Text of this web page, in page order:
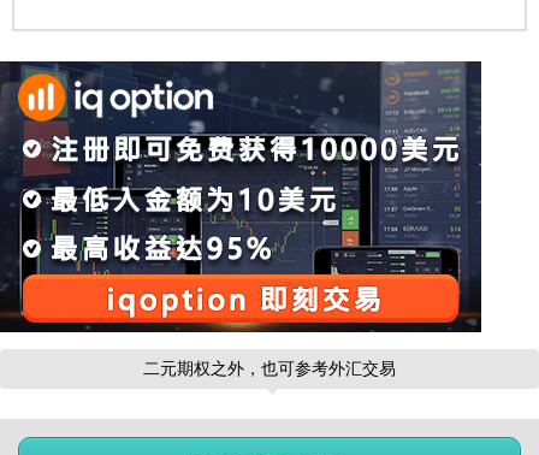
二元期权之外，也可参考外汇交易